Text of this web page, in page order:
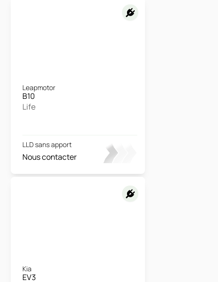
Leapmotor
B10
Life
LLD sans apport
Nous contacter
Kia
EV3